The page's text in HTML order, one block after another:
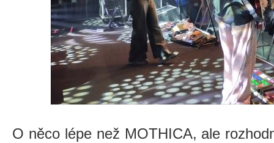
O něco lépe než MOTHICA, ale